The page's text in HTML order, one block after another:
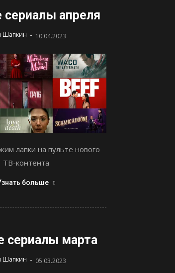
сериалы апреля
Шапкин - 10.04.2023
лапки на пульте нового
ТВ-контента
больше
сериалы марта
Шапкин - 05.03.2023